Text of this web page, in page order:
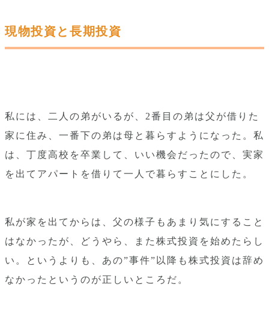
現物投資と長期投資
私には、二人の弟がいるが、2番目の弟は父が借りた
家に住み、一番下の弟は母と暮らすようになった。私
は、丁度高校を卒業して、いい機会だったので、実家
を出てアパートを借りて一人で暮らすことにした。
私が家を出てからは、父の様子もあまり気にすること
はなかったが、どうやら、また株式投資を始めたらし
い。というよりも、あの”事件”以降も株式投資は辞め
なかったというのが正しいところだ。